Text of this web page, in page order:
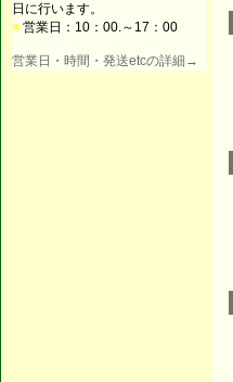
日に行います。
■ 営業日：10：00.～17：00
営業日・時間・発送etcの詳細→